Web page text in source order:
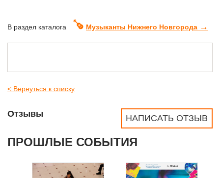
В раздел каталога Музыканты Нижнего Новгорода →
< Вернуться к списку
НАПИСАТЬ ОТЗЫВ
Отзывы
ПРОШЛЫЕ СОБЫТИЯ